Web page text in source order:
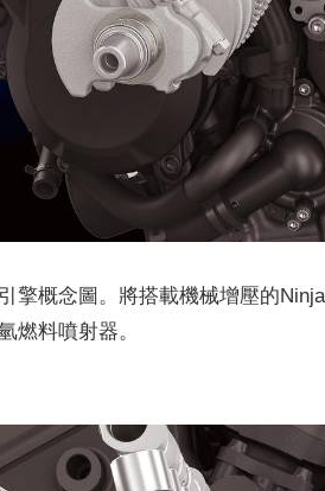
擎概念圖。將搭載機械增壓的
燃料噴射器。